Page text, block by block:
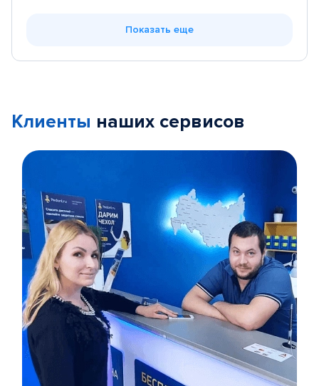
Показать еще
Клиенты наших сервисов